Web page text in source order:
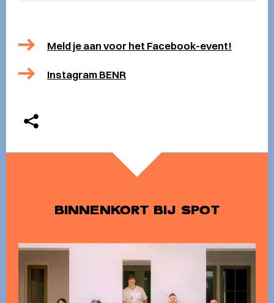
Meld je aan voor het Facebook-event!
Instagram BENR
BINNENKORT BIJ SPOT